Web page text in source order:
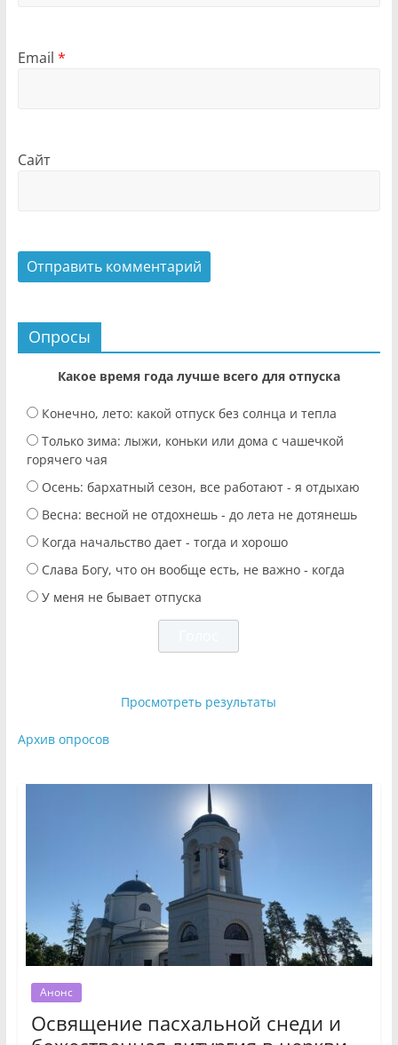
Email *
Сайт
Опросы
Какое время года лучше всего для отпуска
Конечно, лето: какой отпуск без солнца и тепла
Только зима: лыжи, коньки или дома с чашечкой
горячего чая
Осень: бархатный сезон, все работают - я отдыхаю
Весна: весной не отдохнешь - до лета не дотянешь
Когда начальство дает - тогда и хорошо
Слава Богу, что он вообще есть, не важно - когда
У меня не бывает отпуска
Просмотреть результаты
Архив опросов
Анонс
Освящение пасхальной снеди и